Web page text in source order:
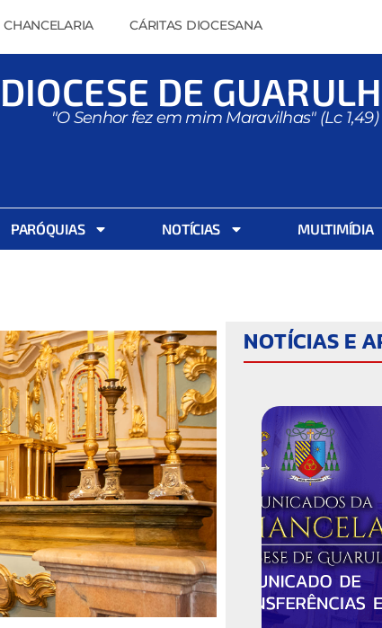
CHANCELARIA CÁRITAS DIOCESANA
DIOCESE DE
"O Senhor fez em mim Maravilhas" (Lc 1,49)
PARÓQUIAS NOTÍCIAS MULTIMÍDIA
NOTÍCIAS E